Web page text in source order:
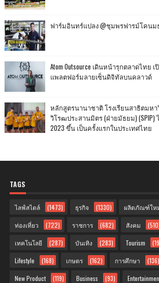
ฟาร์มอินทร์แปลง @ชุมพรฟารม์โคนม
Atom Outsource เดินหน้ารุกตลาดไทย เ
แพลตฟอร์มลายเซ็นดิจิทัลบนคลาวด์
หลักสูตรนานาชาติ โรงเรียนสาธิตมห
วิโรฒประสานมิตร (ฝ่ายมัธยม) (SPIP) ไ
2023 ขึ้น เป็นครั้งแรกในประเทศไทย
TAGS
ไลฟ์สไตล์ (1473) ธุรกิจ (1330) ผลิตภัณฑ์ให
ท่องเที่ยว (722) ราชการ (682) สังคม
เทคโนโลยี (287) บันเทิง (283) Tourism
Lifestyle (168) เกษตร (162) การศึกษา (136)
New Product (119) Business (93)